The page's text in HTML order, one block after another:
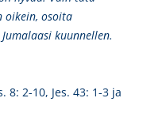
oikein, osoita
kuunnellen.
2-10, Jes. 43: 1-3 ja